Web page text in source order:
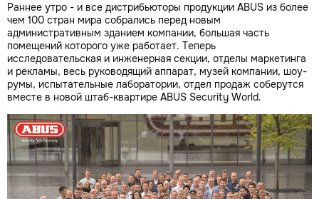
Раннее утро - и все дистрибьюторы продукции ABUS из более
чем 100 стран мира собрались перед новым
административным зданием компании, большая часть
помещений которого уже работает. Теперь
исследовательская и инженерная секции, отделы маркетинга
и рекламы, весь руководящий аппарат, музей компании, шоу-
румы, испытательные лаборатории, отдел продаж соберутся
вместе в новой штаб-квартире ABUS Security World.